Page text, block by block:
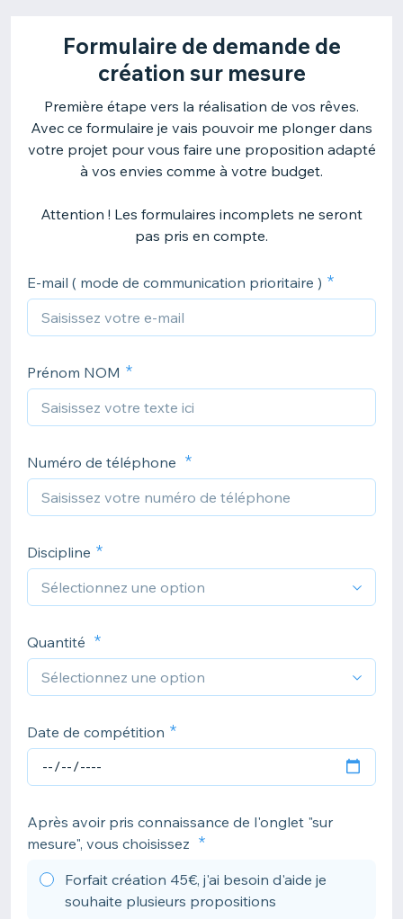
Formulaire de demande de
création sur mesure
Première étape vers la réalisation de vos rêves.
Avec ce formulaire je vais pouvoir me plonger dans
votre projet pour vous faire une proposition adapté
à vos envies comme à votre budget.
Attention ! Les formulaires incomplets ne seront
pas pris en compte.
E-mail ( mode de communication prioritaire )
Prénom NOM
Numéro de téléphone
Discipline
Quantité
Date de compétition
Après avoir pris connaissance de l'onglet "sur
mesure", vous choisissez
Forfait création 45€, j'ai besoin d'aide je
souhaite plusieurs propositions